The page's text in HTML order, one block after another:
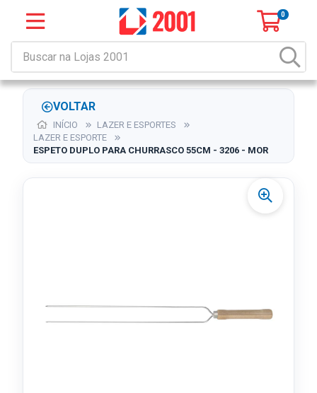
0
VOLTAR
INÍCIO
LAZER E ESPORTES
LAZER E ESPORTE
ESPETO DUPLO PARA CHURRASCO 55CM - 3206 - MOR